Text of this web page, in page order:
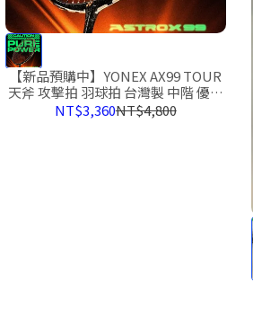
【新品預購中】YONEX AX99 TOUR
天斧 攻擊拍 羽球拍 台灣製 中階 優乃
克 ASTROX 99 2025
NT$3,360NT$4,800